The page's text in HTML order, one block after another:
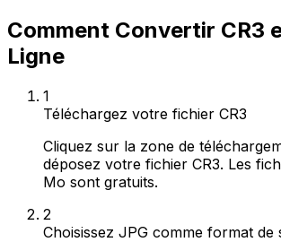
Comment Convertir CR3
Ligne
1
Téléchargez votre fichier CR3
Cliquez sur la zone de
déposez votre fichier CR3. Les
Mo sont gratuits.
2
Choisissez JPG comme format de